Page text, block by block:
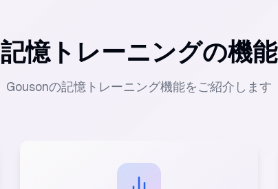
記憶トレーニングの機能
Gousonの記憶トレーニング機能をご紹介します